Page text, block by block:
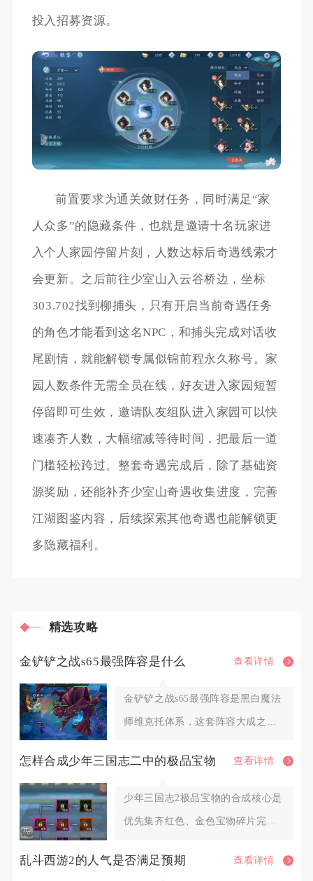
投入招募资源。
前置要求为通关敛财任务，同时满足“家
人众多”的隐藏条件，也就是邀请十名玩家进
入个人家园停留片刻，人数达标后奇遇线索才
会更新。之后前往少室山入云谷桥边，坐标
303.702找到柳捕头，只有开启当前奇遇任务
的角色才能看到这名NPC，和捕头完成对话收
尾剧情，就能解锁专属似锦前程永久称号。家
园人数条件无需全员在线，好友进入家园短暂
停留即可生效，邀请队友组队进入家园可以快
速凑齐人数，大幅缩减等待时间，把最后一道
门槛轻松跨过。整套奇遇完成后，除了基础资
源奖励，还能补齐少室山奇遇收集进度，完善
江湖图鉴内容，后续探索其他奇遇也能解锁更
多隐藏福利。
精选攻略
金铲铲之战s65最强阵容是什么 查看详情
金铲铲之战s65最强阵容是黑白魔法
师维克托体系，这套阵容大成之后
怎样合成少年三国志二中的极品宝物 查看详情
少年三国志2极品宝物的合成核心是
优先集齐红色、金色宝物碎片完成
乱斗西游2的人气是否满足预期 查看详情